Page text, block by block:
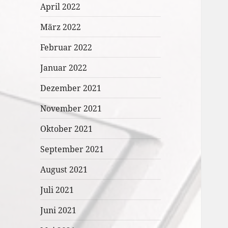
April 2022
März 2022
Februar 2022
Januar 2022
Dezember 2021
November 2021
Oktober 2021
September 2021
August 2021
Juli 2021
Juni 2021